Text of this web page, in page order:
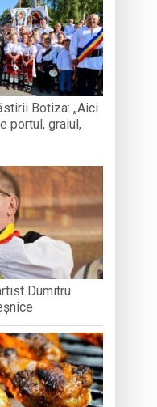
Botiza: „Aici
portul, graiul,
Dumitru